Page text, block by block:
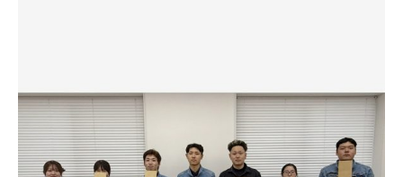
ミチマド
お問い合わせ